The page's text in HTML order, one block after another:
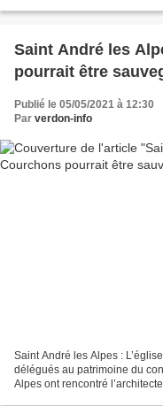
Saint André les
pourrait être
Publié le 05/05/2021 à 12:30
Par verdon-info
Saint André les Alpes :
délégués au patrimoine du
Alpes ont rencontré